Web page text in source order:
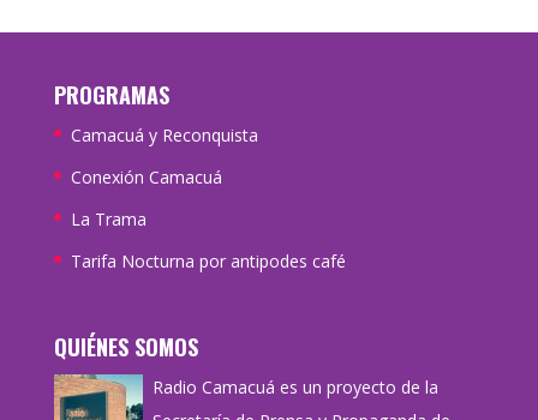
PROGRAMAS
Camacuá y Reconquista
Conexión Camacuá
La Trama
Tarifa Nocturna por antipodes café
QUIÉNES SOMOS
Radio Camacuá es un proyecto de la